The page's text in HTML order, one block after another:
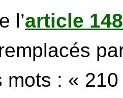
l’article 148
mots : «